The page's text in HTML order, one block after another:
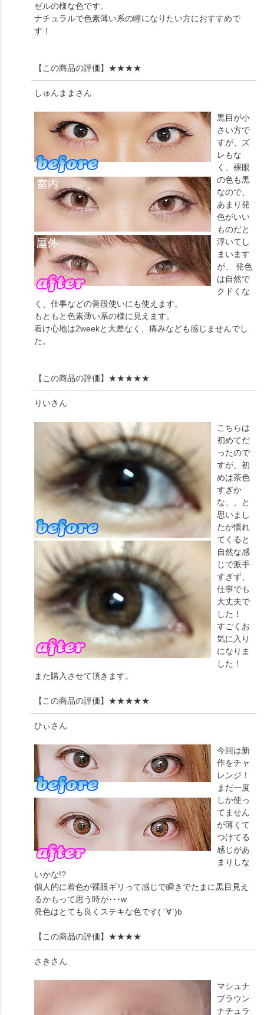
ゼルの様な色です。
ナチュラルで色素薄い系の瞳になりたい方におすすめで
す！
【この商品の評価】 ★★★★
しゅんまま さん
黒目が小
さい方で
すが、ズ
レもな
く、裸眼
の色も黒
なので、
あまり発
色がいい
ものだと
浮いてし
まいます
が、 発色
は自然で
クドくな
く、仕事などの普段使いにも使えます。
もともと色素薄い系の様に見えます。
着け心地は2weekと大差なく、痛みなども感じませんでし
た。
【この商品の評価】 ★★★★★
りいさん
こちらは
初めてだ
ったので
すが、初
めは茶色
すぎか
な、、と
思いまし
たが慣れ
てくると
自然な感
じで派手
すぎず、
仕事でも
大丈夫で
した！
すごくお
気に入り
になりま
した！
また購入させて頂きます。
【この商品の評価】 ★★★★★
ひぃさん
今回は新
作をチャ
レンジ！
まだ一度
しか使っ
てません
が薄くて
つけてる
感じがあ
まりしな
いかな!?
個人的に着色が裸眼ギリって感じで瞬きでたまに黒目見え
るかもって思う時が･･･‪w
発色はとても良くステキな色です( ´∀`)b
【この商品の評価】 ★★★★
さき さん
マシュナ
ブラウン
ナチュラ